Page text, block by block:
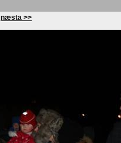
næsta >>